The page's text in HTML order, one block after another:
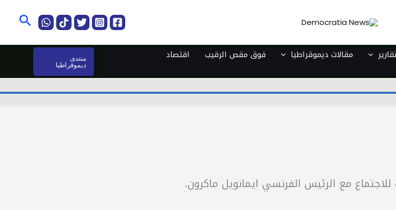
تقارير مقالات ديموقراطيا فوق مقص الرقيب
اقتصاد
منتدى
ديموقراطيا
مع الرئيس الفرنسي ايمانويل ماكرون.